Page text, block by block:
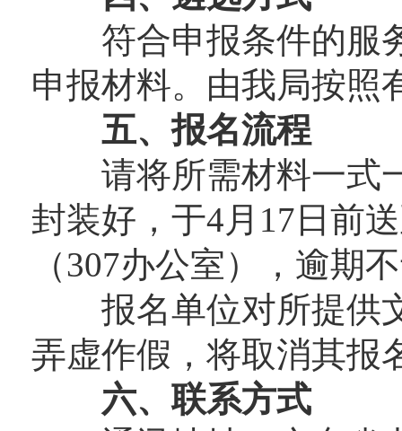
符合申报条件的服务
申报材料。由我局按照
五、报名流程
请将所需材料一式一
封装好，于4月17日前
（307办公室），逾期
报名单位对所提供文
弄虚作假，将取消其报
六、联系方式